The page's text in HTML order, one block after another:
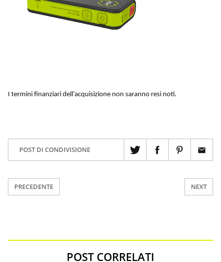
I termini finanziari dell’acquisizione non saranno resi noti.
POST DI CONDIVISIONE
PRECEDENTE NEXT
POST CORRELATI